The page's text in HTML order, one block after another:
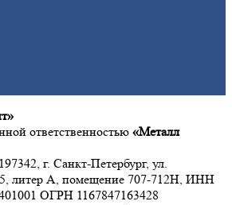
ответственностью «Металл
197342, г. Санкт-Петербург, ул.
литер А, помещение 707-712Н, ИНН
ОГРН 1167847163428